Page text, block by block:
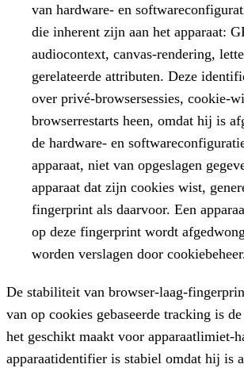
van hardware- en
die inherent zijn aan het apparaat:
audiocontext, canvas-rendering,
gerelateerde attributen. Deze
over privé-browsersessies, cookie-
browserrestarts heen, omdat hij is
de hardware- en
apparaat, niet van opgeslagen
apparaat dat zijn cookies wist,
fingerprint als daarvoor. Een
op deze fingerprint wordt
worden verslagen door
De stabiliteit van browser-laag-
van op cookies gebaseerde tracking is
het geschikt maakt voor apparaatlimiet-
apparaatidentifier is stabiel omdat hij is